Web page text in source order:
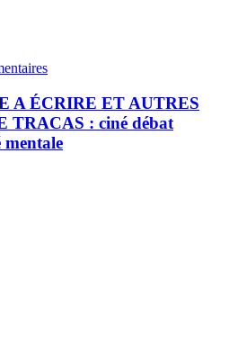
A ÉCRIRE ET AUTRES
TRACAS : ciné débat
mentale